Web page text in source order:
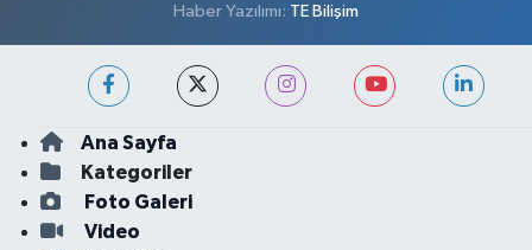
Haber Yazılımı: TE Bilişim
Ana Sayfa
Kategoriler
Foto Galeri
Video